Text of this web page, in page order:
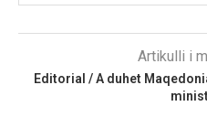
Artikulli i
Editorial / A duhet